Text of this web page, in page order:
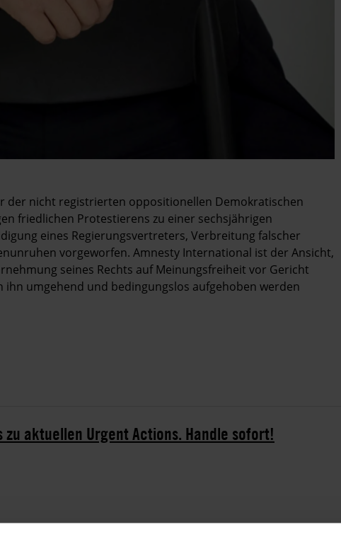
der nicht registrierten oppositionellen Demokratischen
friedlichen Protestierens zu einer sechsjährigen
eines Regierungsvertreters, Verbreitung falscher
vorgeworfen. Amnesty International ist der Ansicht,
seines Rechts auf Meinungsfreiheit vor Gericht
ihn umgehend und bedingungslos aufgehoben werden
aktuellen Urgent Actions. Handle sofort!